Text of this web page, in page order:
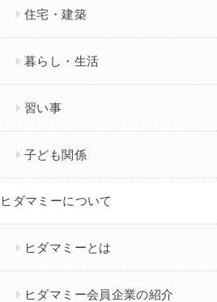
住宅・建築
暮らし・生活
習い事
子ども関係
ヒダマミーについて
ヒダマミーとは
ヒダマミー会員企業の紹介